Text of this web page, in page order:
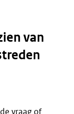
van
vraag of